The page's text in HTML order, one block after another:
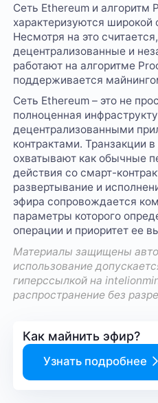
Сеть Ethereum и алгоритм
характеризуются
Несмотря на это
децентрализованные и
работают на алгоритме
поддерживается
Сеть Ethereum – это не
полноценная
децентрализованными
контрактами. Транзакции
охватывают как обычные
действия со смарт-
развертывание и
эфира сопровождается
параметры которого
операции и приоритет ее
Материалы защищены
использование
гиперссылкой на
распространение без
Как майнить эфир?
Узнать подробнее